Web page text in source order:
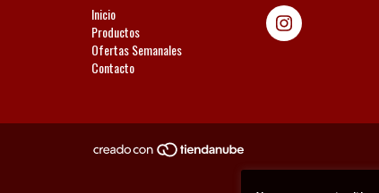
Inicio
Productos
Ofertas Semanales
Contacto